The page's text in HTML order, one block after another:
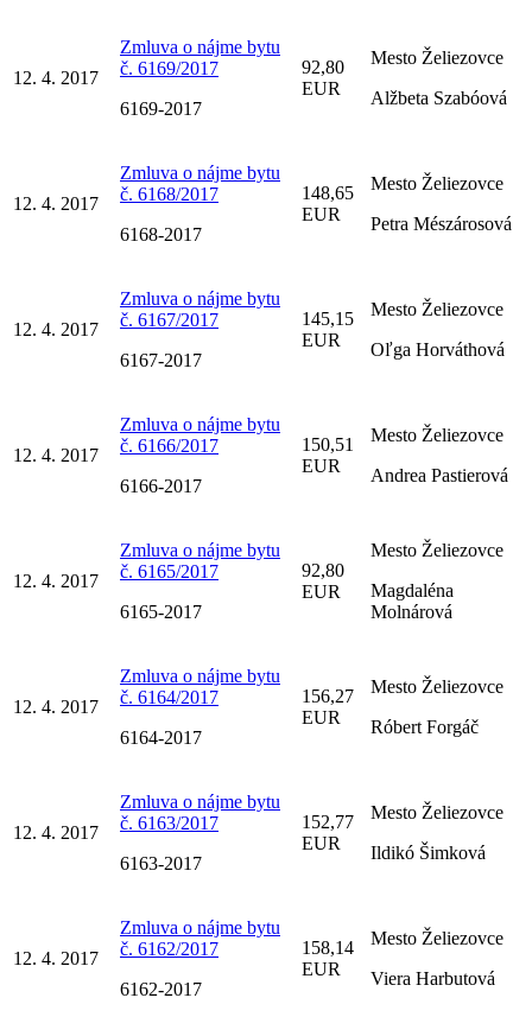
12. 4. 2017
Zmluva o nájme bytu
č. 6169/2017
6169-2017
92,80
EUR
Mesto Želiezovce
Alžbeta Szabóová
12. 4. 2017
Zmluva o nájme bytu
č. 6168/2017
6168-2017
148,65
EUR
Mesto Želiezovce
Petra Mészárosová
12. 4. 2017
Zmluva o nájme bytu
č. 6167/2017
6167-2017
145,15
EUR
Mesto Želiezovce
Oľga Horváthová
12. 4. 2017
Zmluva o nájme bytu
č. 6166/2017
6166-2017
150,51
EUR
Mesto Želiezovce
Andrea Pastierová
12. 4. 2017
Zmluva o nájme bytu
č. 6165/2017
6165-2017
92,80
EUR
Mesto Želiezovce
Magdaléna
Molnárová
12. 4. 2017
Zmluva o nájme bytu
č. 6164/2017
6164-2017
156,27
EUR
Mesto Želiezovce
Róbert Forgáč
12. 4. 2017
Zmluva o nájme bytu
č. 6163/2017
6163-2017
152,77
EUR
Mesto Želiezovce
Ildikó Šimková
12. 4. 2017
Zmluva o nájme bytu
č. 6162/2017
6162-2017
158,14
EUR
Mesto Želiezovce
Viera Harbutová